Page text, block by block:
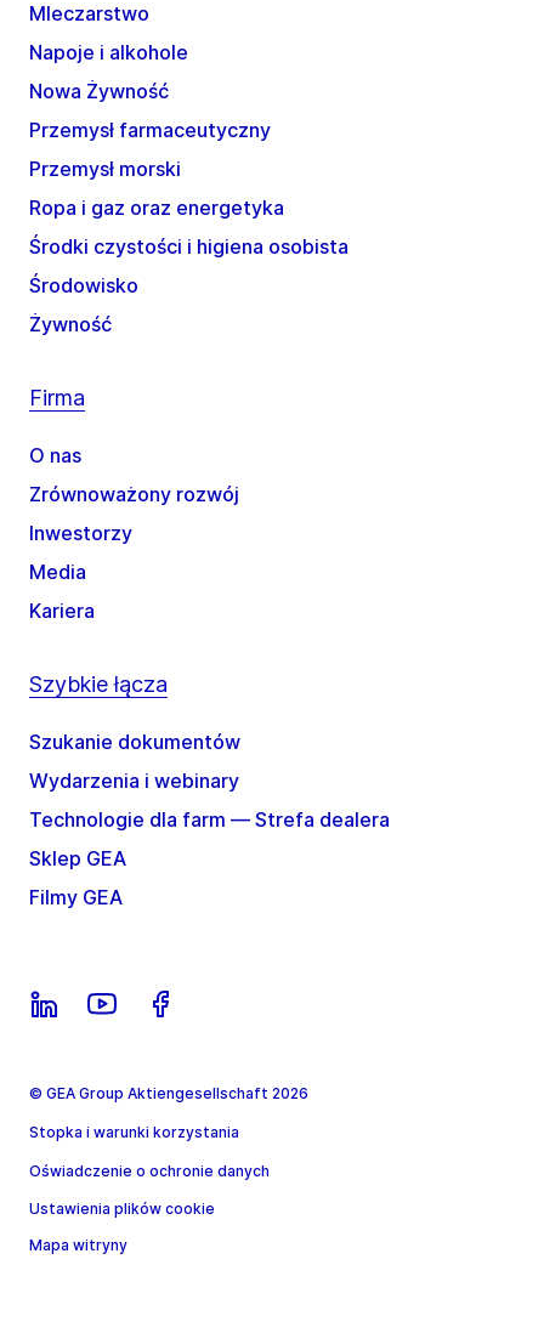
Mleczarstwo
Napoje i alkohole
Nowa Żywność
Przemysł farmaceutyczny
Przemysł morski
Ropa i gaz oraz energetyka
Środki czystości i higiena osobista
Środowisko
Żywność
Firma
O nas
Zrównoważony rozwój
Inwestorzy
Media
Kariera
Szybkie łącza
Szukanie dokumentów
Wydarzenia i webinary
Technologie dla farm — Strefa dealera
Sklep GEA
Filmy GEA
© GEA Group Aktiengesellschaft 2026
Stopka i warunki korzystania
Oświadczenie o ochronie danych
Ustawienia plików cookie
Mapa witryny